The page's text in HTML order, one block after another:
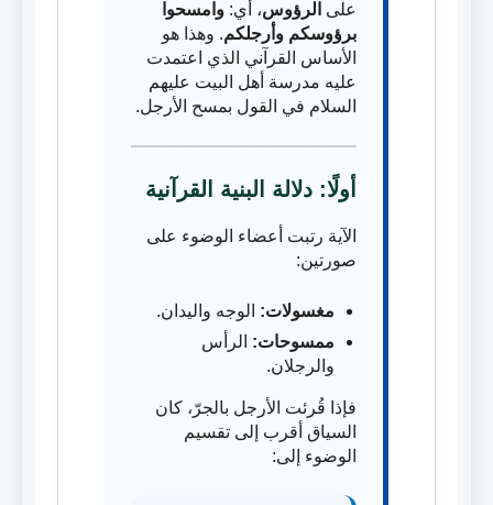
على الرؤوس، أي: وامسحوا
برؤوسكم وأرجلكم. وهذا هو
الأساس القرآني الذي اعتمدت
عليه مدرسة أهل البيت عليهم
السلام في القول بمسح الأرجل.
أولًا: دلالة البنية القرآنية
الآية رتبت أعضاء الوضوء على
صورتين:
مغسولات: الوجه واليدان.
ممسوحات: الرأس
والرجلان.
فإذا قُرئت الأرجل بالجرّ، كان
السياق أقرب إلى تقسيم
الوضوء إلى: